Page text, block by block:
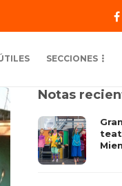
SECCIONES
Notas